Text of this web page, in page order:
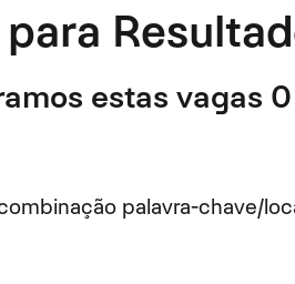
estas vagas
palavra-chave/